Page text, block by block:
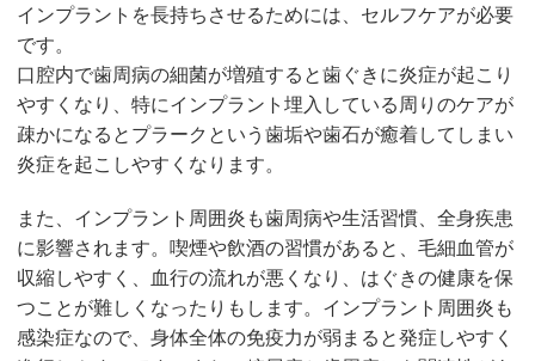
インプラントを長持ちさせるためには、セルフケアが必要
です。
口腔内で歯周病の細菌が増殖すると歯ぐきに炎症が起こり
やすくなり、特にインプラント埋入している周りのケアが
疎かになるとプラークという歯垢や歯石が癒着してしまい
炎症を起こしやすくなります。
また、インプラント周囲炎も歯周病や生活習慣、全身疾患
に影響されます。喫煙や飲酒の習慣があると、毛細血管が
収縮しやすく、血行の流れが悪くなり、はぐきの健康を保
つことが難しくなったりもします。インプラント周囲炎も
感染症なので、身体全体の免疫力が弱まると発症しやすく